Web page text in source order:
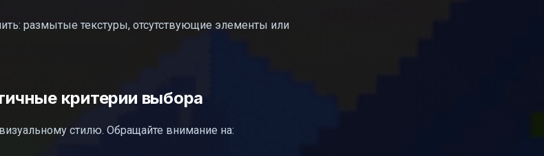
размытые текстуры, отсутствующие элементы или
критерии выбора
стилю. Обращайте внимание на: